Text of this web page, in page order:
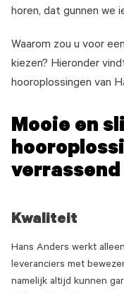
horen, dat gunnen we
Waarom zou u voor
kiezen? Hieronder
hooroplossingen van
Mooie en
Kwaliteit
Hans Anders werkt
leveranciers met
namelijk altijd kunnen